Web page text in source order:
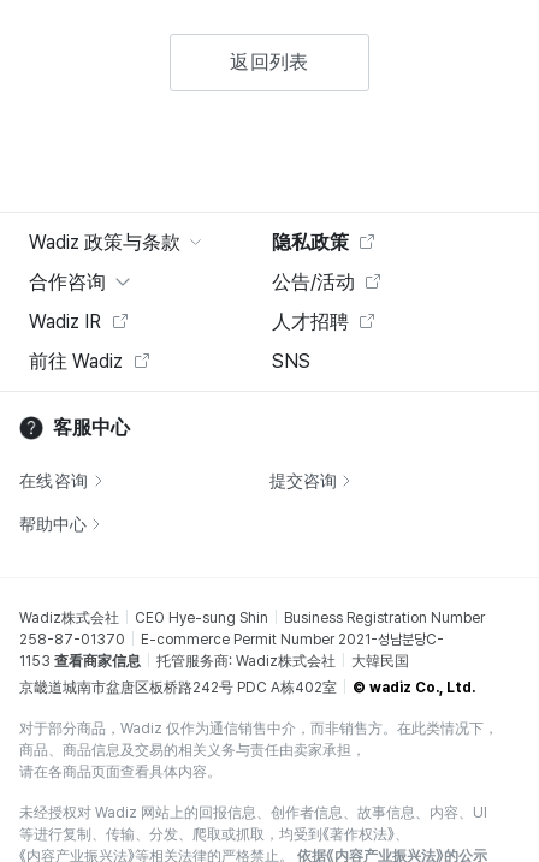
返回列表
Wadiz 政策与条款
隐私政策
合作咨询
公告/活动
Wadiz IR
人才招聘
前往 Wadiz
SNS
客服中心
在线咨询 提交咨询
帮助中心
Wadiz株式会社 CEO Hye-sung Shin
Business Registration Number
258-87-01370
E-commerce Permit Number 2021-성남분당C-
1153 查看商家信息 托管服务商: Wadiz株式会社
大韓民国
京畿道城南市盆唐区板桥路242号 PDC A栋402室
© wadiz Co., Ltd.
对于部分商品，Wadiz 仅作为通信销售中介，而非销售方。在此类情况下，
商品、商品信息及交易的相关义务与责任由卖家承担，
请在各商品页面查看具体内容。
未经授权对 Wadiz 网站上的回报信息、创作者信息、故事信息、内容、UI
等进行复制、传输、分发、爬取或抓取，均受到《著作权法》、
《内容产业振兴法》等相关法律的严格禁止。
依据《内容产业振兴法》的公示